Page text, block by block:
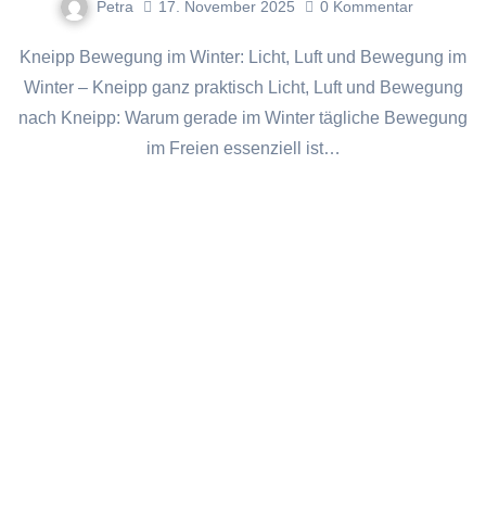
Petra 17. November 2025 0 Kommentar
Kneipp Bewegung im Winter: Licht, Luft und Bewegung im
Winter – Kneipp ganz praktisch Licht, Luft und Bewegung
nach Kneipp: Warum gerade im Winter tägliche Bewegung
im Freien essenziell ist…